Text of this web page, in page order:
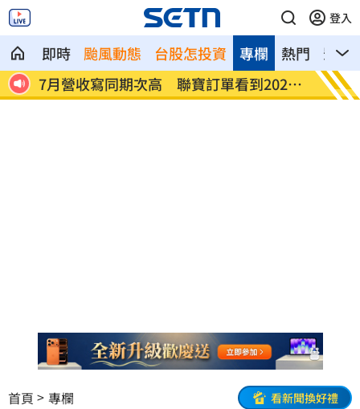
登入
即時 颱風動態 台股怎投資 熱門 影音
專欄
台股收復44000點大關 2關鍵看AI產業發
展
他見
歲
首頁 專欄 看新聞換好禮